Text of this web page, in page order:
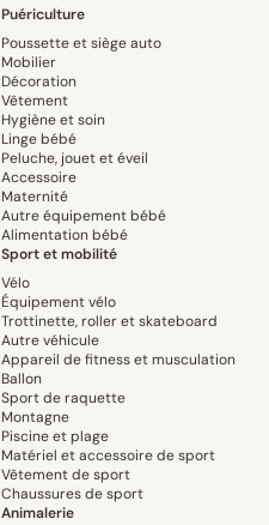
Puériculture
Poussette et siège auto
Mobilier
Décoration
Vêtement
Hygiène et soin
Linge bébé
Peluche, jouet et éveil
Accessoire
Maternité
Autre équipement bébé
Alimentation bébé
Sport et mobilité
Vélo
Équipement vélo
Trottinette, roller et skateboard
Autre véhicule
Appareil de fitness et musculation
Ballon
Sport de raquette
Montagne
Piscine et plage
Matériel et accessoire de sport
Vêtement de sport
Chaussures de sport
Animalerie